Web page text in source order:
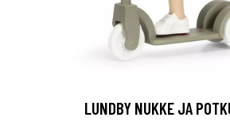
LUNDBY NUKKE JA